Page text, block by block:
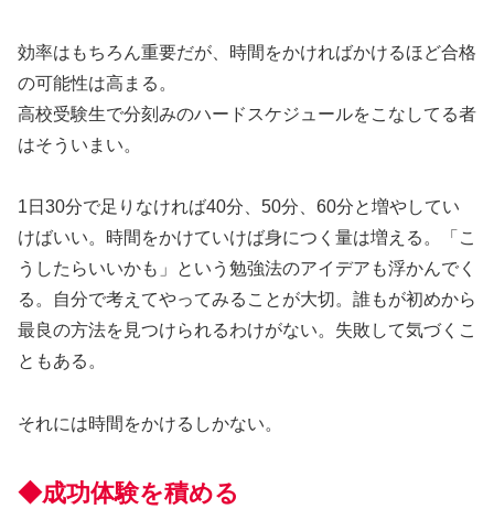
効率はもちろん重要だが、時間をかければかけるほど合格
の可能性は高まる。
高校受験生で分刻みのハードスケジュールをこなしてる者
はそういまい。
1日30分で足りなければ40分、50分、60分と増やしてい
けばいい。時間をかけていけば身につく量は増える。「こ
うしたらいいかも」という勉強法のアイデアも浮かんでく
る。自分で考えてやってみることが大切。誰もが初めから
最良の方法を見つけられるわけがない。失敗して気づくこ
ともある。
それには時間をかけるしかない。
◆成功体験を積める